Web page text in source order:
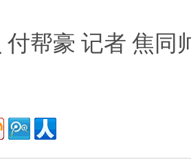
付帮豪 记者 焦同